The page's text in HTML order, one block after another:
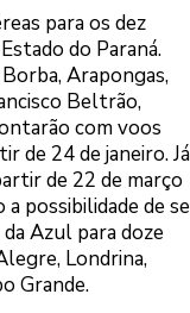
para os dez
do Paraná.
Arapongas,
Beltrão,
com voos
de 24 de janeiro. Já
de 22 de março
possibilidade de se
Azul para doze
Londrina,
Grande.